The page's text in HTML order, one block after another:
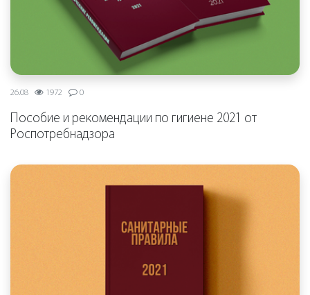
26.08 1972 0
Пособие и рекомендации по гигиене 2021 от
Роспотребнадзора